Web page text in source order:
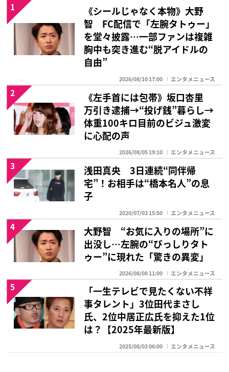
《シールじゃなく本物》大野
智 FC配信で「左腕タトゥー」
を堂々披露…一部ファンは複雑
胸中も突き進む“脱アイドルの
自由”
2026/08/10 17:00 エンタメニュース
1
《左手首には包帯》坂口杏里
万引き逮捕→“投げ銭”暮らし→
体重100キロ目前のビジュ激変
に心配の声
2026/08/05 19:10 エンタメニュース
2
浅田真央 3日連続“同伴帰
宅”！お相手は“橋本名人”の息
子
2020/07/03 15:50 エンタメニュース
3
大野智 “お気に入りの場所”に
出没し…左腕の“びっしりタト
ゥー”に現れた「驚きの異変」
2026/08/08 11:00 エンタメニュース
4
「一生テレビで見たくない不祥
事タレント」3位田代まさし
氏、2位中居正広氏を抑えた1位
は？【2025年最新版】
2025/08/03 06:00 エンタメニュース
5